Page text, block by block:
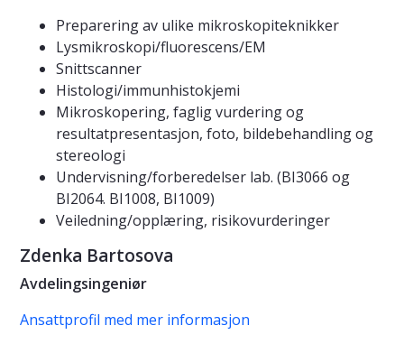
Preparering av ulike mikroskopiteknikker
Lysmikroskopi/fluorescens/EM
Snittscanner
Histologi/immunhistokjemi
Mikroskopering, faglig vurdering og
resultatpresentasjon, foto, bildebehandling og
stereologi
Undervisning/forberedelser lab. (BI3066 og
BI2064. BI1008, BI1009)
Veiledning/opplæring, risikovurderinger
Zdenka Bartosova
Avdelingsingeniør
Ansattprofil med mer informasjon